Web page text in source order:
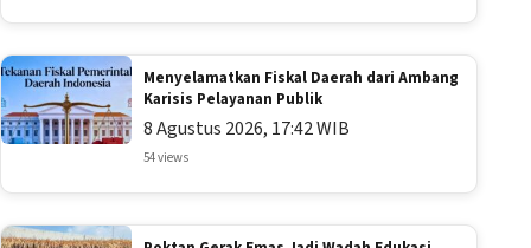
Menyelamatkan Fiskal Daerah dari Ambang
Karisis Pelayanan Publik
8 Agustus 2026, 17:42 WIB
54 views